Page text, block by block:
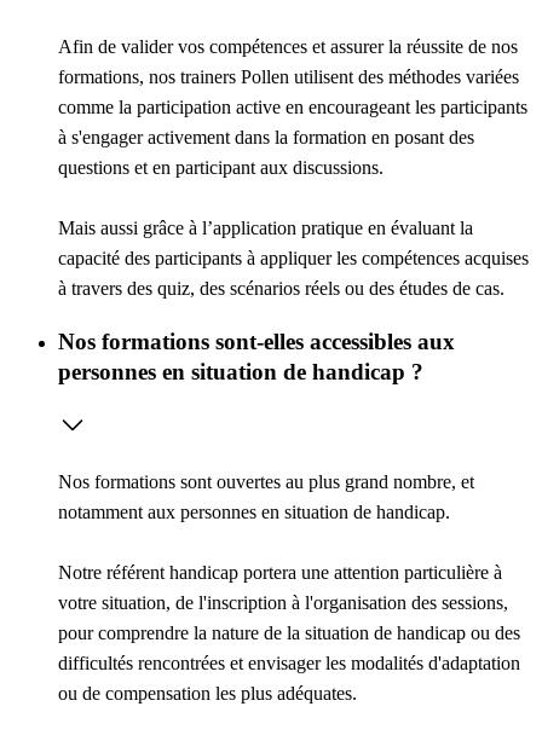
Afin de valider vos compétences et assurer la réussite de nos
formations, nos trainers Pollen utilisent des méthodes variées
comme la participation active en encourageant les participants
à s'engager activement dans la formation en posant des
questions et en participant aux discussions.
Mais aussi grâce à l’application pratique en évaluant la
capacité des participants à appliquer les compétences acquises
à travers des quiz, des scénarios réels ou des études de cas.
Nos formations sont-elles accessibles aux
personnes en situation de handicap ?
Nos formations sont ouvertes au plus grand nombre, et
notamment aux personnes en situation de handicap.
Notre référent handicap portera une attention particulière à
votre situation, de l'inscription à l'organisation des sessions,
pour comprendre la nature de la situation de handicap ou des
difficultés rencontrées et envisager les modalités d'adaptation
ou de compensation les plus adéquates.